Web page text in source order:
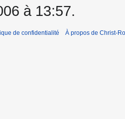
à 13:57.
de confidentialité À propos de Christ-